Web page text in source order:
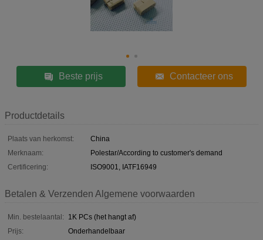
Beste prijs Contacteer ons
Productdetails
Plaats van herkomst:
China
Merknaam:
Polestar/According to customer's demand
Certificering:
ISO9001, IATF16949
Betalen & Verzenden Algemene voorwaarden
Min. bestelaantal:
1K PCs (het hangt af)
Prijs:
Onderhandelbaar